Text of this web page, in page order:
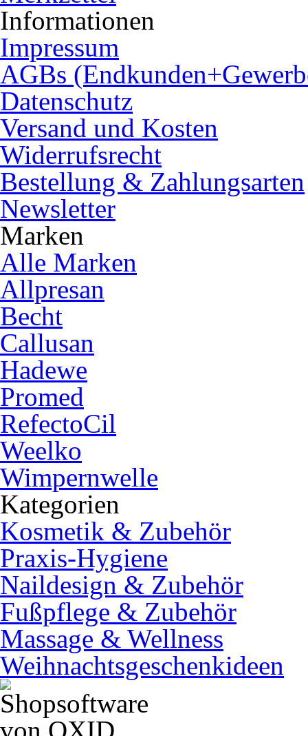
Informationen
Impressum
AGBs
Datenschutz
Versand und Kosten
Widerrufsrecht
Bestellung & Zahlungsarten
Newsletter
Marken
Alle Marken
Allpresan
Becht
Callusan
Hadewe
Promed
RefectoCil
Weelko
Wimpernwelle
Kategorien
Kosmetik & Zubehör
Praxis-Hygiene
Naildesign & Zubehör
Fußpflege & Zubehör
Massage & Wellness
Weihnachtsgeschenkideen